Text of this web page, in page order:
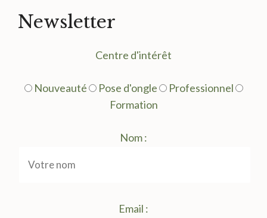
Newsletter
Centre d'intérêt
Nouveauté Pose d'ongle
Professionnel
Formation
Nom :
Email :